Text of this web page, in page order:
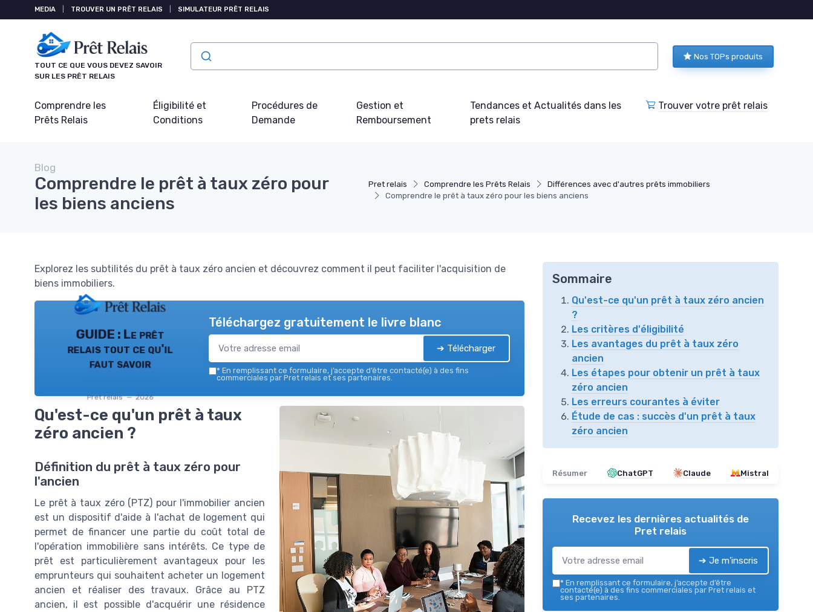
MEDIA TROUVER UN PRÊT RELAIS SIMULATEUR PRÊT RELAIS
TOUT CE QUE VOUS DEVEZ SAVOIR
SUR LES PRÊT RELAIS
Nos TOPs produits
Comprendre les
Prêts Relais
Éligibilité et
Conditions
Procédures de
Demande
Gestion et
Remboursement
Tendances et Actualités dans les
prets relais
Trouver votre prêt relais
Pret relais Comprendre les Prêts Relais
Différences avec d'autres prêts immobiliers
Comprendre le prêt à taux zéro pour les biens anciens
Blog
Comprendre le prêt à taux zéro pour
les biens anciens
Explorez les subtilités du prêt à taux zéro ancien et découvrez comment il peut faciliter l'acquisition de
biens immobiliers.
GUIDE : Le prêt
relais tout ce qu'il
faut savoir
Pret relais — 2026
Téléchargez gratuitement le livre blanc
➔ Télécharger
* En remplissant ce formulaire, j’accepte d’être contacté(e) à des fins
commerciales par Pret relais et ses partenaires.
Qu'est-ce qu'un prêt à taux
zéro ancien ?
Définition du prêt à taux zéro pour
l'ancien
Le prêt à taux zéro (PTZ) pour l'immobilier ancien
est un dispositif d'aide à l'achat de logement qui
permet de financer une partie du coût total de
l'opération immobilière sans intérêts. Ce type de
prêt est particulièrement avantageux pour les
emprunteurs qui souhaitent acheter un logement
ancien et réaliser des travaux. Grâce au PTZ
ancien, il est possible d'acquérir une résidence
Sommaire
Qu'est-ce qu'un prêt à taux zéro ancien
?
Les critères d'éligibilité
Les avantages du prêt à taux zéro
ancien
Les étapes pour obtenir un prêt à taux
zéro ancien
Les erreurs courantes à éviter
Étude de cas : succès d'un prêt à taux
zéro ancien
Résumer ChatGPT Claude Mistral
Recevez les dernières actualités de
Pret relais
➔ Je m'inscris
* En remplissant ce formulaire, j’accepte d’être
contacté(e) à des fins commerciales par Pret relais et
ses partenaires.
Panneau de gestion des cookies